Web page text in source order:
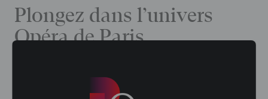
Plongez dans l’univers
Opéra de Paris